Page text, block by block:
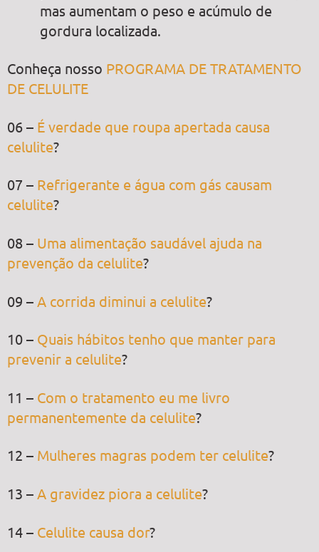
mas aumentam o peso e acúmulo de
gordura localizada.
Conheça nosso PROGRAMA DE TRATAMENTO
DE CELULITE
06 – É verdade que roupa apertada causa
celulite?
07 – Refrigerante e água com gás causam
celulite?
08 – Uma alimentação saudável ajuda na
prevenção da celulite?
09 – A corrida diminui a celulite?
10 – Quais hábitos tenho que manter para
prevenir a celulite?
11 – Com o tratamento eu me livro
permanentemente da celulite?
12 – Mulheres magras podem ter celulite?
13 – A gravidez piora a celulite?
14 – Celulite causa dor?